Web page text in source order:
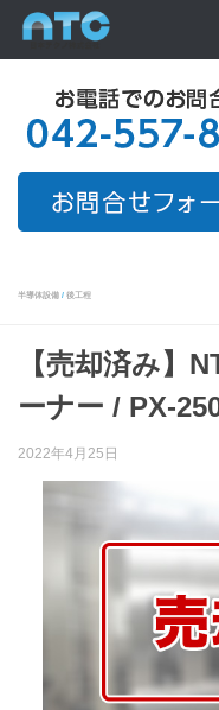
Skip to content
半導体設備 / 後工程
【売却済み】
ーナー / PX-
2022年4月25日